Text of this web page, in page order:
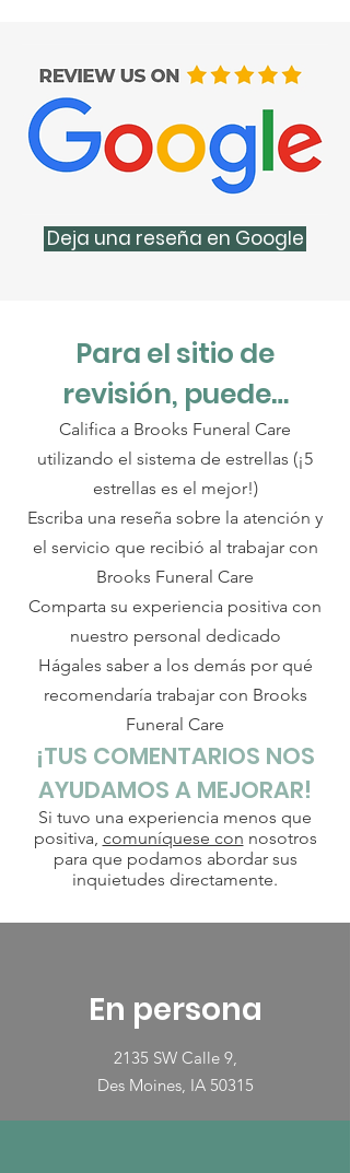
Deja una reseña en Google
Para el sitio de
revisión, puede…
Califica a Brooks Funeral Care
utilizando el sistema de estrellas (¡5
estrellas es el mejor!)
Escriba una reseña sobre la atención y
el servicio que recibió al trabajar con
Brooks Funeral Care
Comparta su experiencia positiva con
nuestro personal dedicado
Hágales saber a los demás por qué
recomendaría trabajar con Brooks
Funeral Care
¡TUS COMENTARIOS NOS
AYUDAMOS A MEJORAR!
Si tuvo una experiencia menos que
positiva, comuníquese con nosotros
para que podamos abordar sus
inquietudes directamente.
En persona
2135 SW Calle 9,
Des Moines, IA 50315